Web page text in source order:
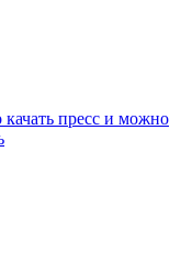
пресс и можно